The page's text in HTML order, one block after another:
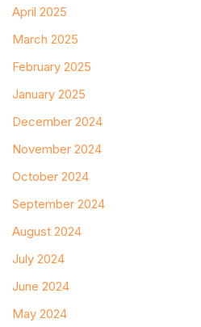
April 2025
March 2025
February 2025
January 2025
December 2024
November 2024
October 2024
September 2024
August 2024
July 2024
June 2024
May 2024